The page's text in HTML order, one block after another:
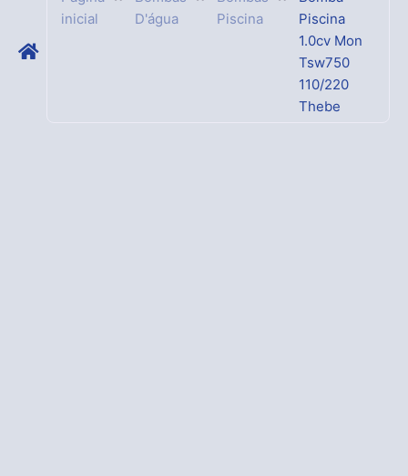
inicial
D'água
Piscina
Piscina
1.0cv Mon
Tsw750
110/220
Thebe